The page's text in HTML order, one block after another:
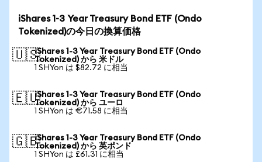
iShares 1-3 Year Treasury Bond ETF (Ondo
Tokenized)の今日の換算価格
🇺🇸iShares 1-3 Year Treasury Bond ETF (Ondo
Tokenized) から 米ドル
1 SHYon は $82.72 に相当
🇪🇺iShares 1-3 Year Treasury Bond ETF (Ondo
Tokenized) から ユーロ
1 SHYon は €71.58 に相当
🇬🇧iShares 1-3 Year Treasury Bond ETF (Ondo
Tokenized) から 英ポンド
1 SHYon は £61.31 に相当